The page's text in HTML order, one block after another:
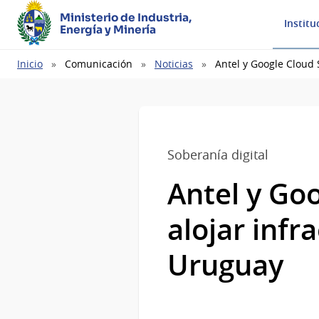
Ministerio de Industria,
Energía y Minería
Ruta
Inicio Comunicación Noticias Antel y Google
Soberanía digital
Antel y
alojar
Uruguay